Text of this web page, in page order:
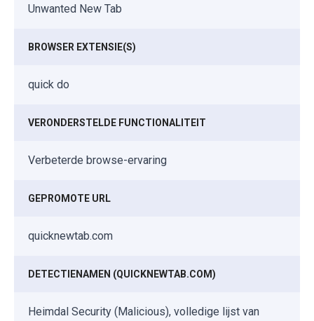
Unwanted New Tab
BROWSER EXTENSIE(S)
quick do
VERONDERSTELDE FUNCTIONALITEIT
Verbeterde browse-ervaring
GEPROMOTE URL
quicknewtab.com
DETECTIENAMEN (QUICKNEWTAB.COM)
Heimdal Security (Malicious), volledige lijst van